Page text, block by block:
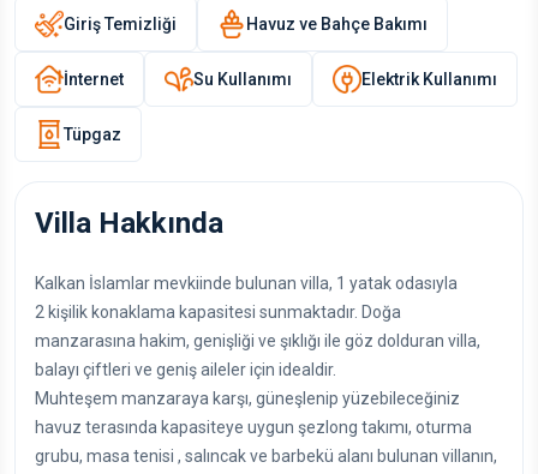
Giriş Temizliği Havuz ve Bahçe Bakımı
İnternet Su Kullanımı Elektrik Kullanımı
Tüpgaz
Villa Hakkında
Kalkan İslamlar mevkiinde bulunan villa, 1 yatak odasıyla
2 kişilik konaklama kapasitesi sunmaktadır. Doğa
manzarasına hakim, genişliği ve şıklığı ile göz dolduran villa,
balayı çiftleri ve geniş aileler için idealdir.
Muhteşem manzaraya karşı, güneşlenip yüzebileceğiniz
havuz terasında kapasiteye uygun şezlong takımı, oturma
grubu, masa tenisi , salıncak ve barbekü alanı bulunan villanın,